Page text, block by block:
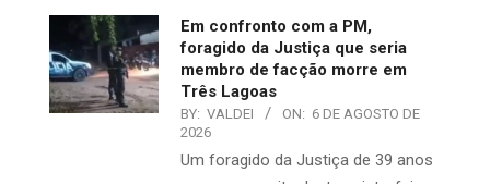
Em confronto com a PM,
foragido da Justiça que seria
membro de facção morre em
Três Lagoas
BY: VALDEI ON: 6 DE AGOSTO DE
2026
​Um foragido da Justiça de 39 anos